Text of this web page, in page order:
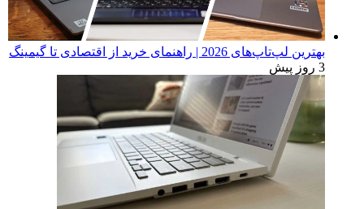
بهترین لپ‌تاپ‌های 2026 | راهنمای خرید از اقتصادی تا گیمینگ
3 روز پیش